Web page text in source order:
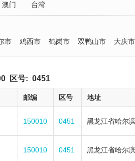
澳门 台湾
市 鸡西市 鹤岗市 双鸭山市 大庆市
区号: 0451
邮编 区号 地址
150010 0451 黑龙江省哈尔
150010 0451 黑龙江省哈尔